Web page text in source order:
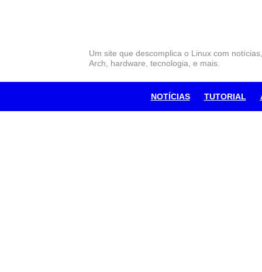
Um site que descomplica o Linux com
Arch, hardware, tecnologia, e mais.
NOTÍCIAS TUTORIAL